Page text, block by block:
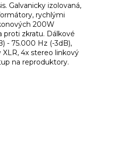
Galvanicky izolovaná,
rychlými
200W
proti zkratu. Dálkové
- 75.000 Hz (-3dB),
4x stereo linkový
na reproduktory.